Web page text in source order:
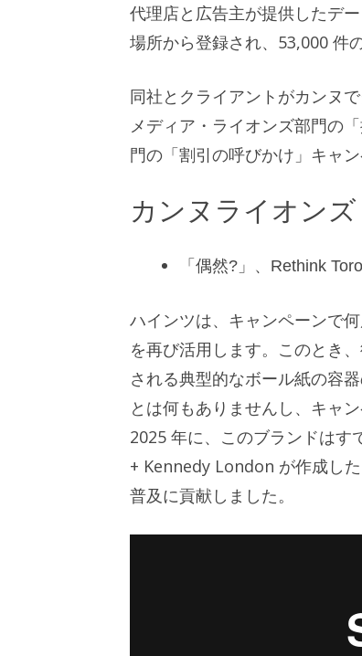
代理店と広告主が提供したデ
場所から登録され、53,000 件
同社とクライアントがカンヌ
メディア・ライオンズ部門の
門の「割引の呼びかけ」キャ
カンヌライオン
「偶然?」、Rethink
ハインツは、キャンペーンで
を再び活用します。このとき
される典型的なボール紙の容
とは何もありませんし、キャ
2025 年に、このブランドは
+ Kennedy London が作成し
普及に貢献しました。